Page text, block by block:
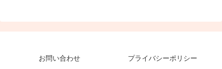
お問い合わせ プライバシーポリシー